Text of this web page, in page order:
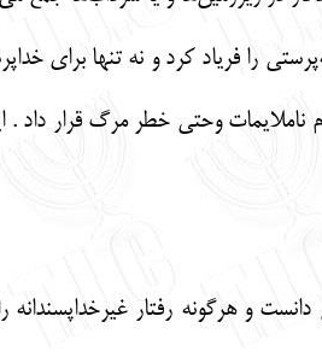
را فریاد کرد و نه تنها برای
وحتی خطر مرگ قرار داد .
و هرگونه رفتار غیرخداپسندانه را